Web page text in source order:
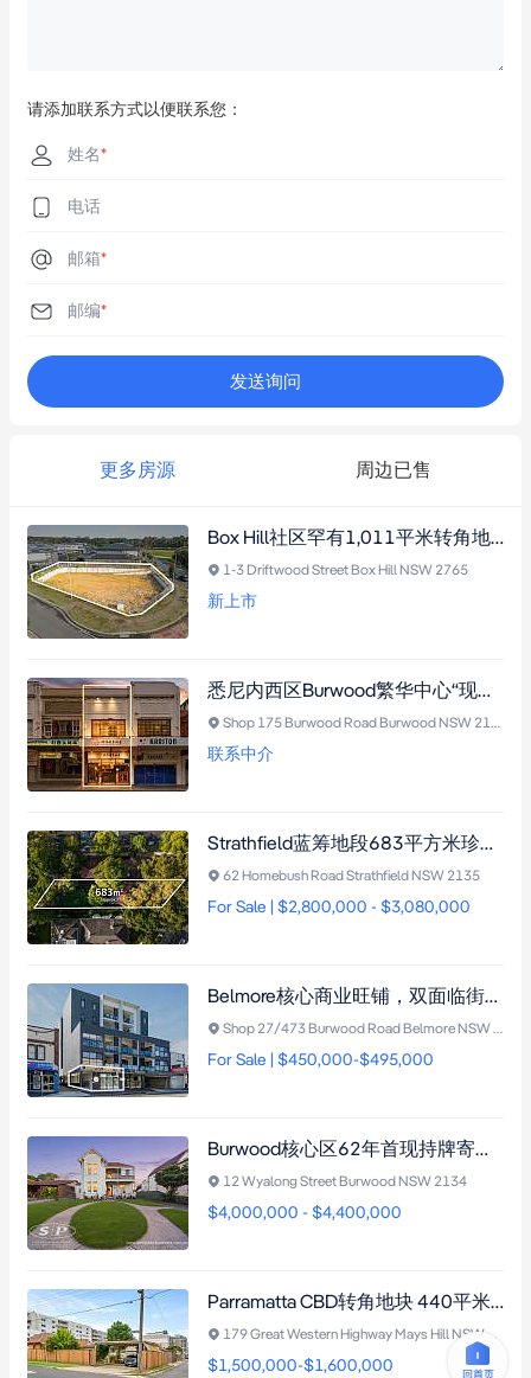
请添加联系方式以便联系您：
姓名*
电话
邮箱*
邮编*
发送询问
更多房源 周边已售
Box Hill社区罕有1,011平米转角地块，坐拥低密度分区，静候梦想家园或未来开发（需市政厅批准）
1-3 Driftwood Street Box Hill NSW 2765
新上市
悉尼内西区Burwood繁华中心“现金牛”临街商铺：长期资深租户+全包支出，步行可至火车站、Burwood Plaza和餐饮街，曝光度拉满！
Shop 175 Burwood Road Burwood NSW 2134
联系中介
Strathfield蓝筹地段683平方米珍稀地块，坐拥东北朝向，毗邻名校区与交通枢纽，重建奢华宅邸良机（需市政厅批准）
62 Homebush Road Strathfield NSW 2135
For Sale | $2,800,000 - $3,080,000
Belmore核心商业旺铺，双面临街87平米带车位，年租金$42,081澳元，尽享交通导向开发计划增值潜力
Shop 27/473 Burwood Road Belmore NSW 2192
For Sale | $450,000-$495,000
Burwood核心区62年首现持牌寄宿公寓，11套独立租赁+姻亲房，年收益潜力26.5万澳元
12 Wyalong Street Burwood NSW 2134
$4,000,000 - $4,400,000
Parramatta CBD转角地块 440平米开发潜力需市政厅批准 三面临街 E3规划 近Westmead医院商圈
179 Great Western Highway Mays Hill NSW 2145
$1,500,000-$1,600,000